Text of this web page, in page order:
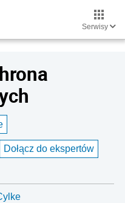
Serwisy
Dołącz do ekspertów